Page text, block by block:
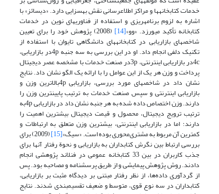
خدمات کتابخانه‏ها و مراکز اطلاع‏رسانی نقش به‏سزایی دارد. «دی‏سائز» با
اشاره به لزوم برنامه‏ریزی و استفاده از فناوری‏های نوین در خدمات
کتابخانه تأکید می‏ورزد. «وو»[14] (2008) پژوهش خود را برای تعیین
شاخص‏های بازاریابی در کتابخانه‏های دانشگاهی تایوان با استفاده از
تکنیک دلفی انجام داد. او در این بررسی به سه جنبه 4pدر بازاریابی،
4cدر بازاریابی اینترنتی، 3pدر صنعت خدمات با مشخصه عصر دیجیتال
پرداخت و وزن هر یک از این عوامل را با ارائه یک الگو نشان داد. نتایج
نشان داد در شاخص‏های مورد بررسی، بازاریابی 4pبالاترین وزن و
بازاریابی اینترنتی و سپس صنعت خدمات به ترتیب پایین‏ترین وزن را
دارند. وزن اختصاص داده شده به هر جنبه نشان داد در بازاریابی 4pبه
ترتیب ترویج دیجیتال، محصول و قیمت دیجیتال بیشترین اهمیت را
دارند؛ اما در بازاریابی اینترنتی، بیشترین وزن متعلق به ارتباطات و
کمترین آن مربوط به مشتری‌محوری بوده است. «سیگ»[15] (2009) برای
بررسی ارتباط بین نگرش کتابداران به بازاریابی و نحوة رفتار آنها برای
جذب کاربران در بین 33 کتابخانه عمومی در فنلاند پژوهشی انجام
دادند. روش پژوهش پیمایشی و از طریق پرسشنامه و مصاحبه بود. پس
از گردآوری داده‌ها، از نظر رفتار مبتنی بر دیدگاه مثبت بر بازاریابی،
کتابداران در سه نوع قوی، متوسط و ضعیف تقسیم‏بندی شدند. نتایج